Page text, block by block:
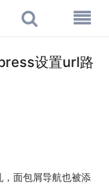
设置url路
，面包屑导航也被添